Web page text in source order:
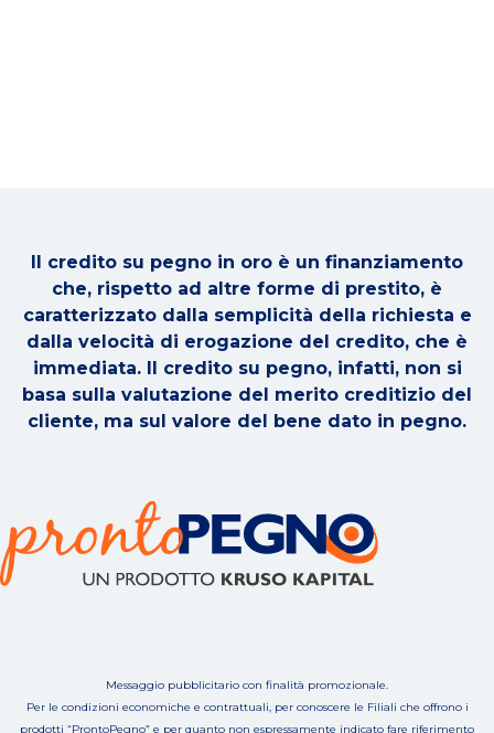
Il credito su pegno in oro è un finanziamento
che, rispetto ad altre forme di prestito, è
caratterizzato dalla semplicità della richiesta e
dalla velocità di erogazione del credito, che è
immediata. Il credito su pegno, infatti, non si
basa sulla valutazione del merito creditizio del
cliente, ma sul valore del bene dato in pegno.
Messaggio pubblicitario con finalità promozionale.
Per le condizioni economiche e contrattuali, per conoscere le Filiali che offrono i
prodotti “ProntoPegno” e per quanto non espressamente indicato fare riferimento